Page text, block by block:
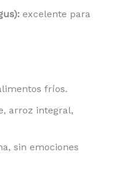
excelente para
fríos.
arroz integral,
sin emociones